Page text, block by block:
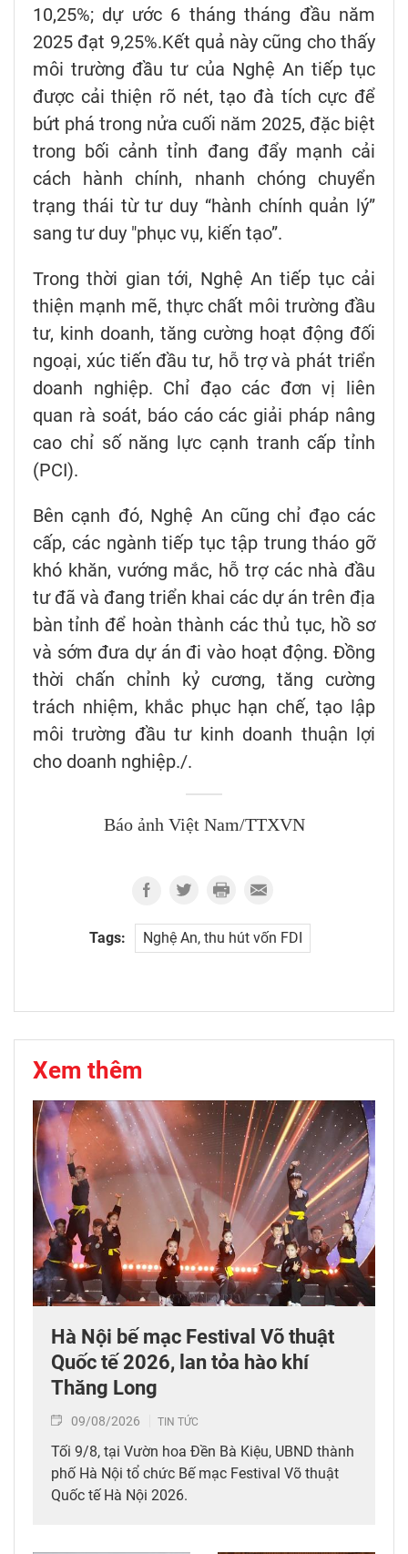
10,25%; dự ước 6 tháng tháng đầu năm
2025 đạt 9,25%.Kết quả này cũng cho thấy
môi trường đầu tư của Nghệ An tiếp tục
được cải thiện rõ nét, tạo đà tích cực để
bứt phá trong nửa cuối năm 2025, đặc biệt
trong bối cảnh tỉnh đang đẩy mạnh cải
cách hành chính, nhanh chóng chuyển
trạng thái từ tư duy “hành chính quản lý”
sang tư duy "phục vụ, kiến tạo”.
Trong thời gian tới, Nghệ An tiếp tục cải
thiện mạnh mẽ, thực chất môi trường đầu
tư, kinh doanh, tăng cường hoạt động đối
ngoại, xúc tiến đầu tư, hỗ trợ và phát triển
doanh nghiệp. Chỉ đạo các đơn vị liên
quan rà soát, báo cáo các giải pháp nâng
cao chỉ số năng lực cạnh tranh cấp tỉnh
(PCI).
Bên cạnh đó, Nghệ An cũng chỉ đạo các
cấp, các ngành tiếp tục tập trung tháo gỡ
khó khăn, vướng mắc, hỗ trợ các nhà đầu
tư đã và đang triển khai các dự án trên địa
bàn tỉnh để hoàn thành các thủ tục, hồ sơ
và sớm đưa dự án đi vào hoạt động. Đồng
thời chấn chỉnh kỷ cương, tăng cường
trách nhiệm, khắc phục hạn chế, tạo lập
môi trường đầu tư kinh doanh thuận lợi
cho doanh nghiệp./.
Báo ảnh Việt Nam/TTXVN
Tags: Nghệ An, thu hút vốn FDI
Xem thêm
Hà Nội bế mạc Festival Võ thuật
Quốc tế 2026, lan tỏa hào khí
Thăng Long
09/08/2026 TIN TỨC
Tối 9/8, tại Vườn hoa Đền Bà Kiệu, UBND thành
phố Hà Nội tổ chức Bế mạc Festival Võ thuật
Quốc tế Hà Nội 2026.